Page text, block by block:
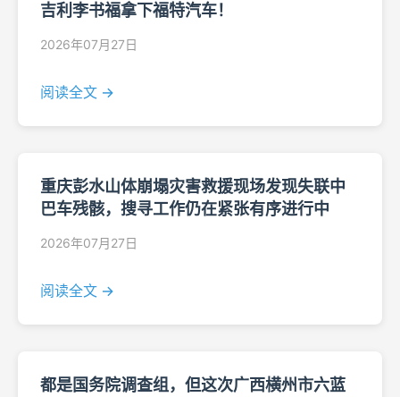
吉利李书福拿下福特汽车！
2026年07月27日
阅读全文 →
重庆彭水山体崩塌灾害救援现场发现失联中
巴车残骸，搜寻工作仍在紧张有序进行中
2026年07月27日
阅读全文 →
都是国务院调查组，但这次广西横州市六蓝